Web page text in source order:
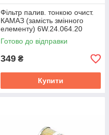
Фільтр палив. тонкою очист.
КАМАЗ (замість змінного
елементу) 6W.24.064.20
Готово до відправки
349 ₴
Купити